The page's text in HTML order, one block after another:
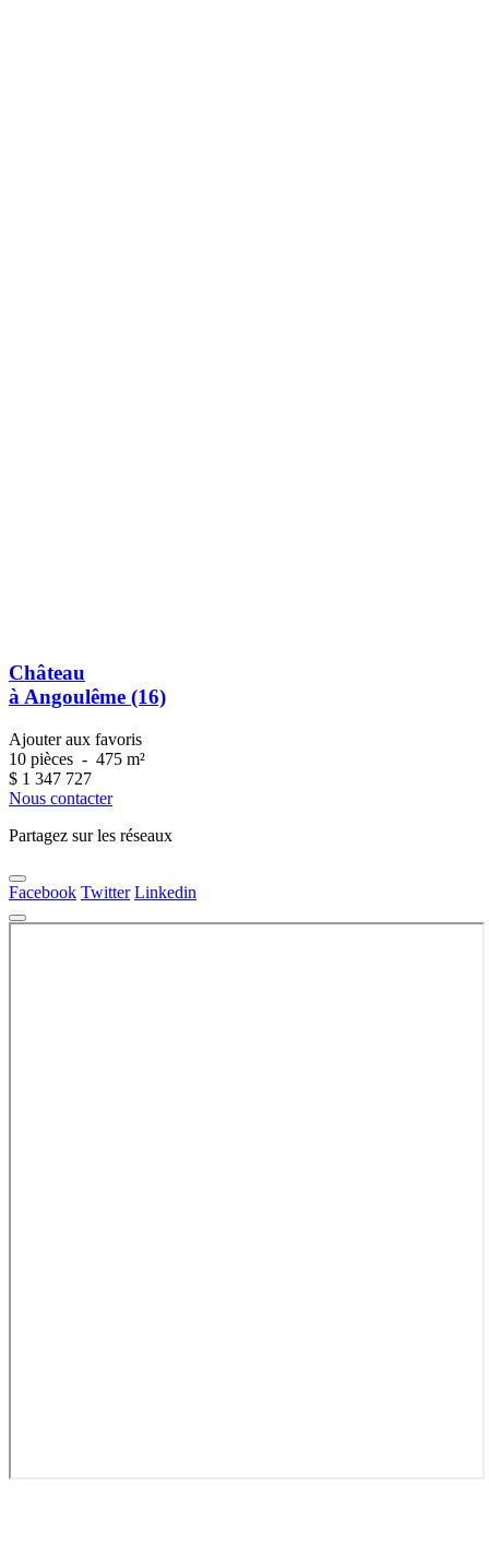
Château
à Angoulême (16)
Ajouter aux favoris
10 pièces - 475 m²
$ 1 347 727
Nous contacter
Partagez sur les réseaux
Facebook Twitter Linkedin